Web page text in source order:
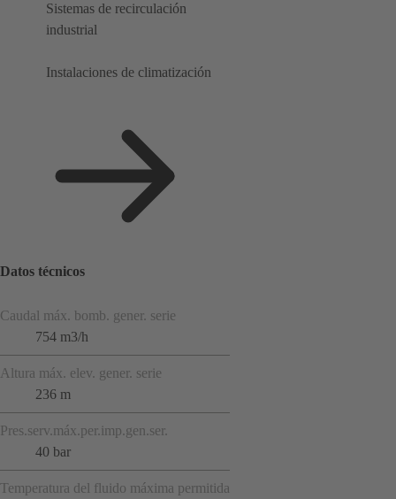
Sistemas de recirculación
industrial
Instalaciones de climatización
Datos técnicos
Caudal máx. bomb. gener. serie
754 m3/h
Altura máx. elev. gener. serie
236 m
Pres.serv.máx.per.imp.gen.ser.
40 bar
Temperatura del fluido máxima permitida